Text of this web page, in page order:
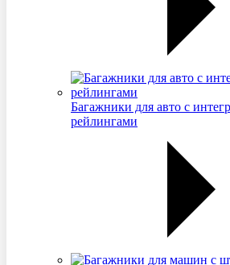
Багажники для авто с
рейлингами